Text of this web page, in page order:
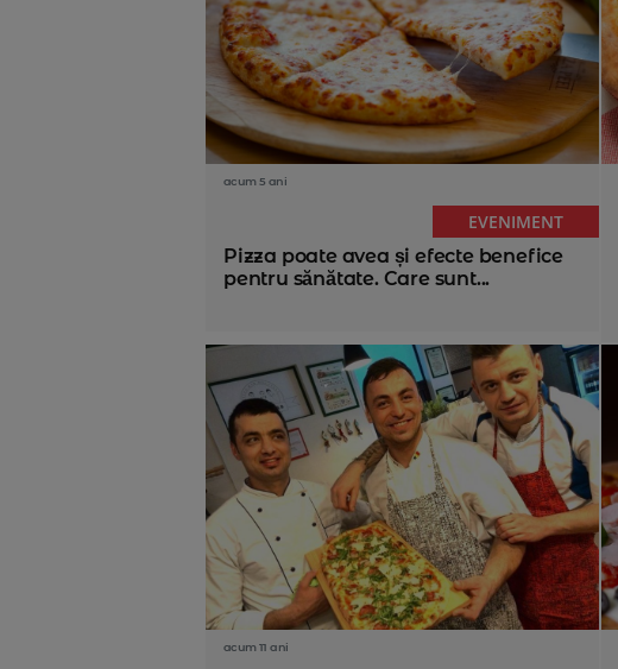
acum 5 ani
EVENIMENT
Pizza poate avea și efecte benefice
pentru sănătate. Care sunt...
acum 11 ani